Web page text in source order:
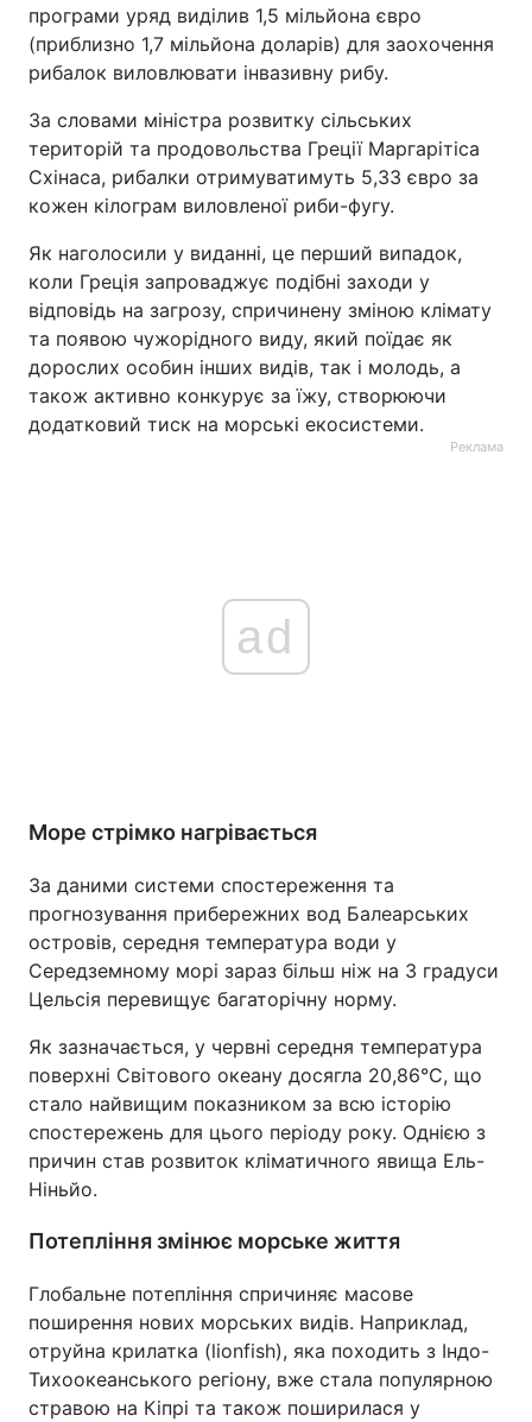
програми уряд виділив 1,5 мільйона євро
(приблизно 1,7 мільйона доларів) для заохочення
рибалок виловлювати інвазивну рибу.
За словами міністра розвитку сільських
територій та продовольства Греції Маргарітіса
Схінаса, рибалки отримуватимуть 5,33 євро за
кожен кілограм виловленої риби-фугу.
Як наголосили у виданні, це перший випадок,
коли Греція запроваджує подібні заходи у
відповідь на загрозу, спричинену зміною клімату
та появою чужорідного виду, який поїдає як
дорослих особин інших видів, так і молодь, а
також активно конкурує за їжу, створюючи
додатковий тиск на морські екосистеми.
Реклама
ad
Море стрімко нагрівається
За даними системи спостереження та
прогнозування прибережних вод Балеарських
островів, середня температура води у
Середземному морі зараз більш ніж на 3 градуси
Цельсія перевищує багаторічну норму.
Як зазначається, у червні середня температура
поверхні Світового океану досягла 20,86°C, що
стало найвищим показником за всю історію
спостережень для цього періоду року. Однією з
причин став розвиток кліматичного явища Ель-
Ніньйо.
Потепління змінює морське життя
Глобальне потепління спричиняє масове
поширення нових морських видів. Наприклад,
отруйна крилатка (lionfish), яка походить з Індо-
Тихоокеанського регіону, вже стала популярною
стравою на Кіпрі та також поширилася у